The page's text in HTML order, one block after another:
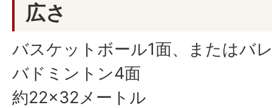
広さ
バスケットボール1面、またはバ
バドミントン4面
約22×32メートル